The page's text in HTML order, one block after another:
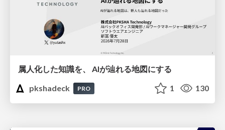
属人化した知識を、 AIが辿れる地図にする
pkshadeck
PRO 1 130